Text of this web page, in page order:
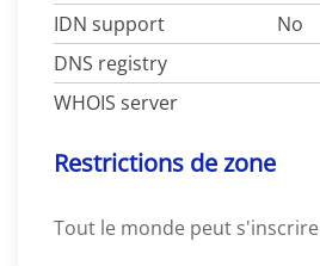
IDN support
No
DNS registry
WHOIS server
Restrictions de zone
Tout le monde peut s'inscrire